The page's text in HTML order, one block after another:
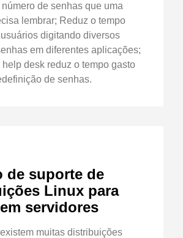
de senhas que uma
lembrar; Reduz o tempo
digitando diversos
em diferentes aplicações;
desk reduz o tempo gasto
de senhas.
de suporte de
Linux para
servidores
muitas distribuições